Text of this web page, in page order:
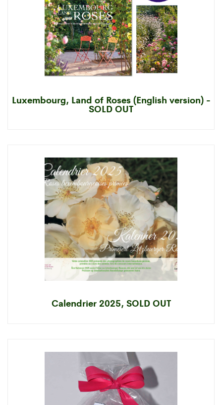
Luxembourg, Land of Roses (English version) -
SOLD OUT
Calendrier 2025, SOLD OUT